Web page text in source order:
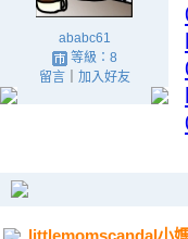
ababc61
等級：8
留言｜ 加入好友
littlemomscandal小